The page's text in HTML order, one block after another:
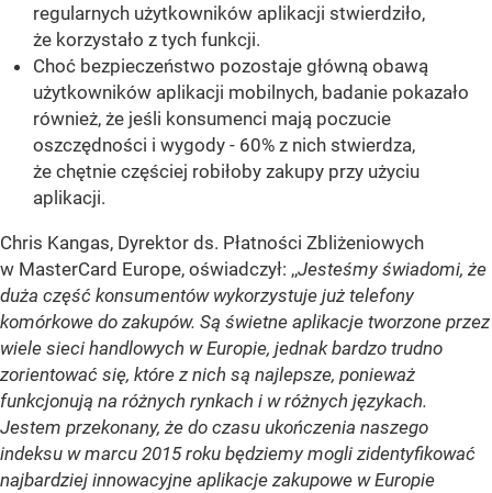
regularnych użytkowników aplikacji stwierdziło,
że korzystało z tych funkcji.
Choć bezpieczeństwo pozostaje główną obawą
użytkowników aplikacji mobilnych, badanie pokazało
również, że jeśli konsumenci mają poczucie
oszczędności i wygody - 60% z nich stwierdza,
że chętnie częściej robiłoby zakupy przy użyciu
aplikacji.
Chris Kangas, Dyrektor ds. Płatności Zbliżeniowych
w MasterCard Europe, oświadczył: ,,Jesteśmy świadomi, że
duża część konsumentów wykorzystuje już telefony
komórkowe do zakupów. Są świetne aplikacje tworzone przez
wiele sieci handlowych w Europie, jednak bardzo trudno
zorientować się, które z nich są najlepsze, ponieważ
funkcjonują na różnych rynkach i w różnych językach.
Jestem przekonany, że do czasu ukończenia naszego
indeksu w marcu 2015 roku będziemy mogli zidentyfikować
najbardziej innowacyjne aplikacje zakupowe w Europie